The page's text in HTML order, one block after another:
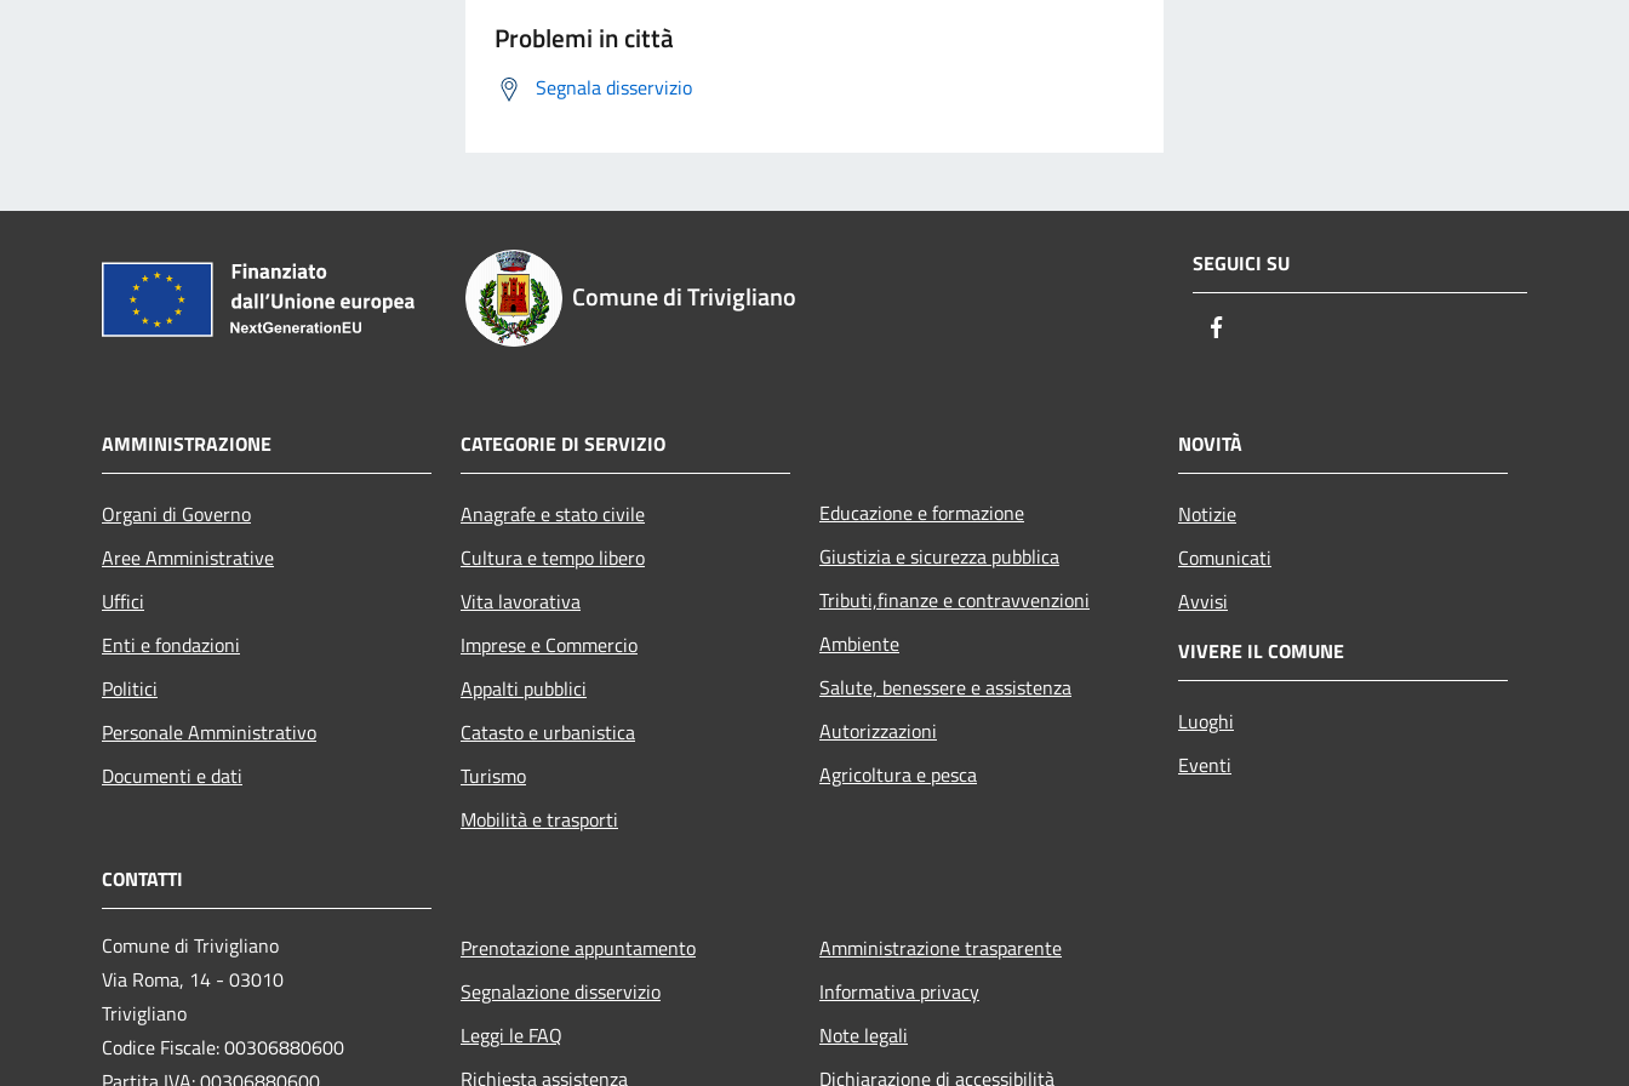
Problemi in città
Segnala disservizio
Comune di Trivigliano
SEGUICI SU
AMMINISTRAZIONE
Organi di Governo
Aree Amministrative
Uffici
Enti e fondazioni
Politici
Personale Amministrativo
Documenti e dati
CATEGORIE DI SERVIZIO
Anagrafe e stato civile
Cultura e tempo libero
Vita lavorativa
Imprese e Commercio
Appalti pubblici
Catasto e urbanistica
Turismo
Mobilità e trasporti
Educazione e formazione
Giustizia e sicurezza pubblica
Tributi,finanze e contravvenzioni
Ambiente
Salute, benessere e assistenza
Autorizzazioni
Agricoltura e pesca
NOVITÀ
Notizie
Comunicati
Avvisi
VIVERE IL COMUNE
Luoghi
Eventi
CONTATTI
Comune di Trivigliano
Via Roma, 14 - 03010
Trivigliano
Codice Fiscale: 00306880600
Prenotazione appuntamento
Segnalazione disservizio
Leggi le FAQ
Richiesta assistenza
Amministrazione trasparente
Informativa privacy
Note legali
Dichiarazione di accessibilità